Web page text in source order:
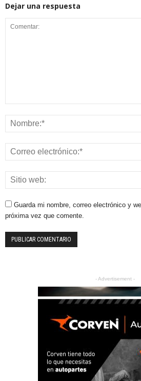
Dejar una respuesta
Guarda mi nombre, correo electrónico y
próxima vez que comente.
- Advertisement -